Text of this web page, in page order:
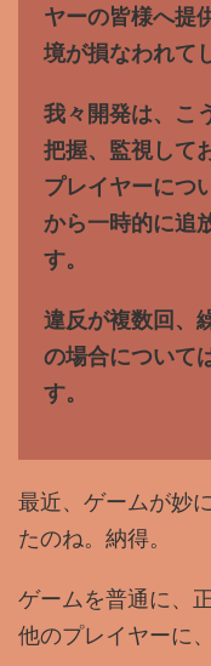
ヤーの皆様へ提
境が損なわれて
我々開発は、こ
把握、監視して
プレイヤーにつ
から一時的に追
す。
違反が複数回、
の場合について
す。
最近、ゲームが妙
たのね。納得。
ゲームを普通に、
他のプレイヤーに